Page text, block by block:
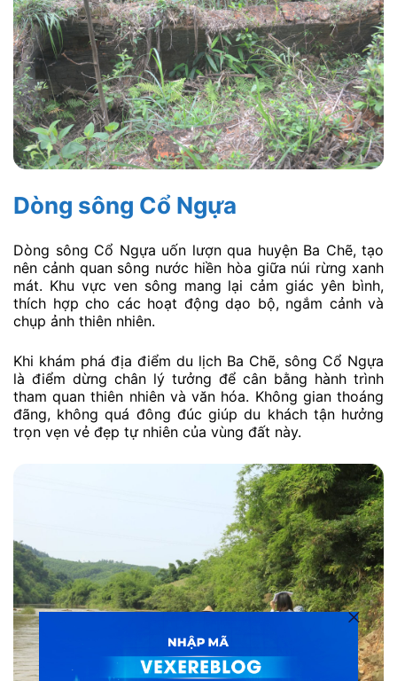
Dòng sông Cổ Ngựa
Dòng sông Cổ Ngựa uốn lượn qua huyện Ba Chẽ, tạo
nên cảnh quan sông nước hiền hòa giữa núi rừng xanh
mát. Khu vực ven sông mang lại cảm giác yên bình,
thích hợp cho các hoạt động dạo bộ, ngắm cảnh và
chụp ảnh thiên nhiên.
Khi khám phá địa điểm du lịch Ba Chẽ, sông Cổ Ngựa
là điểm dừng chân lý tưởng để cân bằng hành trình
tham quan thiên nhiên và văn hóa. Không gian thoáng
đãng, không quá đông đúc giúp du khách tận hưởng
trọn vẹn vẻ đẹp tự nhiên của vùng đất này.